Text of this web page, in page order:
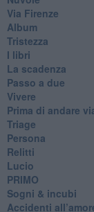
Via Firenze
Album
Tristezza
I libri
La scadenza
Passo a due
Vivere
Prima di andare
Triage
Persona
Relitti
Lucio
PRIMO
Sogni & incubi
Accidenti